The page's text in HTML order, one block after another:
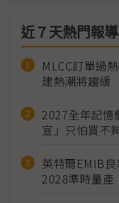
近７天熱門報導
MLCC訂單過
建熱潮將趨緩
2027全年記
宣」只怕買不
英特爾EMIB
2028準時量產